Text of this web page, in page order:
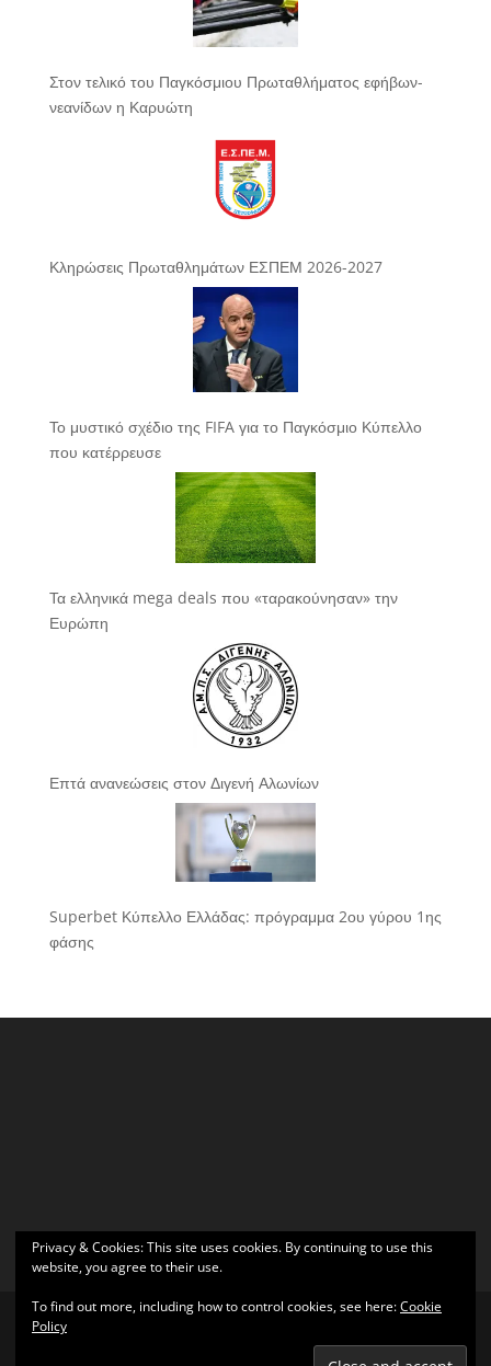
Στον τελικό του Παγκόσμιου Πρωταθλήματος εφήβων-
νεανίδων η Καρυώτη
Κληρώσεις Πρωταθλημάτων ΕΣΠΕΜ 2026-2027
Το μυστικό σχέδιο της FIFA για το Παγκόσμιο Κύπελλο
που κατέρρευσε
Τα ελληνικά mega deals που «ταρακούνησαν» την
Ευρώπη
Επτά ανανεώσεις στον Διγενή Αλωνίων
Superbet Κύπελλο Ελλάδας: πρόγραμμα 2ου γύρου 1ης
φάσης
| Υποστηρίζεται από
Privacy & Cookies: This site uses cookies. By continuing to use this
website, you agree to their use.
To find out more, including how to control cookies, see here:Cookie
Policy